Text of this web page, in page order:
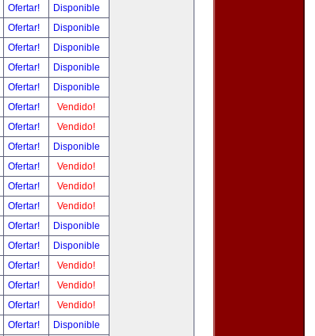
Ofertar!
Disponible
Ofertar!
Disponible
Ofertar!
Disponible
Ofertar!
Disponible
Ofertar!
Disponible
Ofertar!
Vendido!
Ofertar!
Vendido!
Ofertar!
Disponible
Ofertar!
Vendido!
Ofertar!
Vendido!
Ofertar!
Vendido!
Ofertar!
Disponible
Ofertar!
Disponible
Ofertar!
Vendido!
Ofertar!
Vendido!
Ofertar!
Vendido!
Ofertar!
Disponible